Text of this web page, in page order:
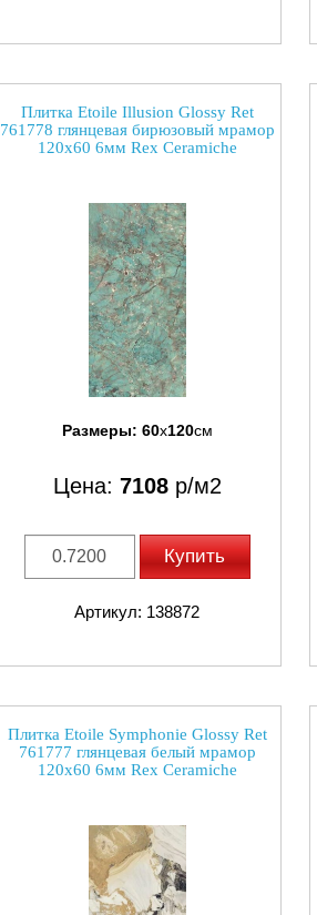
Плитка Etoile Illusion Glossy Ret
761778 глянцевая бирюзовый мрамор
120x60 6мм Rex Ceramiche
Размеры: 60x120см
Цена: 7108р/м2
Купить
Артикул: 138872
Плитка Etoile Symphonie Glossy Ret
761777 глянцевая белый мрамор
120x60 6мм Rex Ceramiche